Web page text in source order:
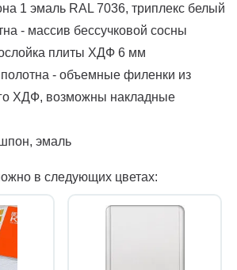
1 эмаль RAL 7036, триплекс белый
- массив бессучковой сосны
плиты ХДФ 6 мм
- объемные филенки из
ХДФ, возможны накладные
эмаль
в следующих цветах: